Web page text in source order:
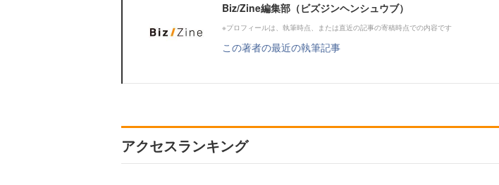
Biz/Zine編集部（ビズジンヘンシュウブ）
※プロフィールは、執筆時点、または直近の記事の寄稿時点での内容です
この著者の最近の執筆記事
アクセスランキング